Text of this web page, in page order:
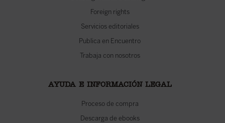
Foreign rights
Servicios editoriales
Publica en Encuentro
Trabaja con nosotros
AYUDA E INFORMACIÓN LEGAL
Proceso de compra
Descarga de ebooks